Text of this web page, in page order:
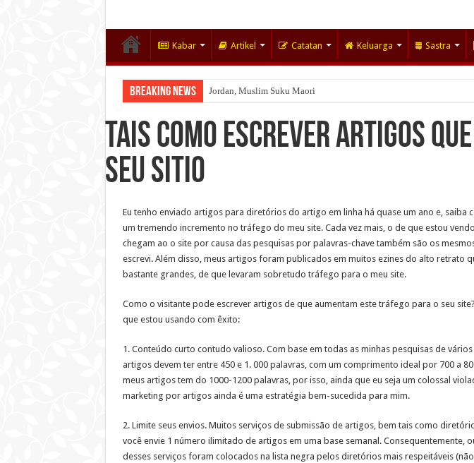
Kabar Artikel Catatan Keluarga Sastra
Breaking News Jordan, Muslim Suku Maori
Wakaf Emas Muktamar
Tais como escrever artigos
seu sitio
Eu tenho enviado artigos para diretórios do artigo em linha há quase um ano e, saiba
um tremendo incremento no tráfego do meu site. Cada vez mais, o de que estou
chegam ao o site por causa das pesquisas por palavras-chave também são os
escrevi. Além disso, meus artigos foram publicados em muitos ezines do alto retrato
bastante grandes, de que levaram sobretudo tráfego para o meu site.
Como o visitante pode escrever artigos de que aumentam este tráfego para o seu
que estou usando com êxito:
1. Conteúdo curto contudo valioso. Com base em todas as minhas pesquisas de
artigos devem ter entre 450 e 1. 000 palavras, com um comprimento ideal por 700 a
meus artigos tem do 1000-1200 palavras, por isso, ainda que eu seja um colossal
marketing por artigos ainda é uma estratégia bem-sucedida para mim.
2. Limite seus envios. Muitos serviços de submissão de artigos, bem tais como
você envie 1 número ilimitado de artigos em uma base semanal. Consequentemente,
desses serviços foram colocados na lista negra pelos diretórios mais respeitáveis